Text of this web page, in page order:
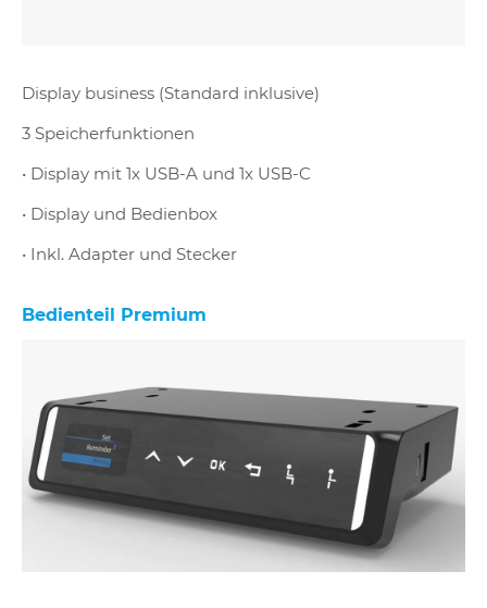
Display business (Standard inklusive)
3 Speicherfunktionen
• Display mit 1x USB-A und 1x USB-C
• Display und Bedienbox
• Inkl. Adapter und Stecker
Bedienteil Premium